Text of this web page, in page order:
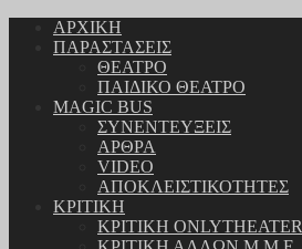
ΑΡΧΙΚΗ
ΠΑΡΑΣΤΑΣΕΙΣ
ΘΕΑΤΡΟ
ΠΑΙΔΙΚΟ ΘΕΑΤΡΟ
MAGIC BUS
ΣΥΝΕΝΤΕΥΞΕΙΣ
ΑΡΘΡΑ
VIDEO
ΑΠΟΚΛΕΙΣΤΙΚΟΤΗΤΕΣ
ΚΡΙΤΙΚΗ
ΚΡΙΤΙΚΗ ONLYTHEATER